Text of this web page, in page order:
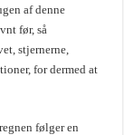
af denne
før, så
stjernerne,
for dermed at
følger en